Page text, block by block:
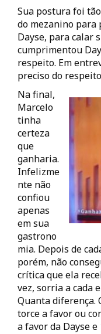
Sua postura foi
do mezanino para
Dayse, para calar
cumprimentou
respeito. Em
preciso do
Na final,
Marcelo
tinha
certeza
que
ganharia.
Infelizme
nte não
confiou
apenas
em sua
gastrono
mia. Depois de
porém, não
crítica que ela
vez, sorria a cada
Quanta diferença.
torce a favor ou
a favor da Dayse